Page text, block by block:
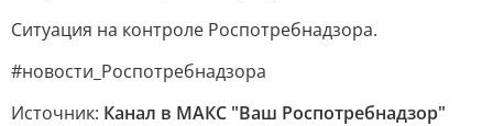
Ситуация на контроле Роспотребнадзора.
#новости_Роспотребнадзора
Источник: Канал в МАКС "Ваш Роспотребнадзор"